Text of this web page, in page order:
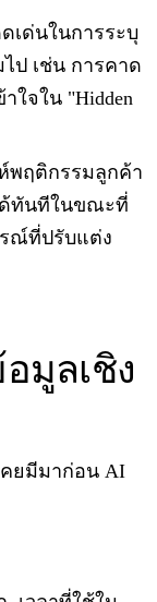
เด่นในการระบุ
ป เช่น การคาด
ใจใน "Hidden
พฤติกรรมลูกค้า
ด้ทันทีในขณะที่
ณ์ที่ปรับแต่ง
มูลเชิง
ยมีมาก่อน AI